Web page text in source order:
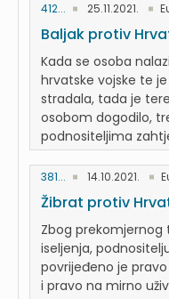
412... 25.11.2021.
Baljak protiv
Kada se osoba
hrvatske vojske te
stradala, tada je
osobom dogodilo,
podnositeljima
381... 14.10.2021.
Žibrat protiv
Zbog prekomjernog
iseljenja,
povrijeđeno je
i pravo na mirno